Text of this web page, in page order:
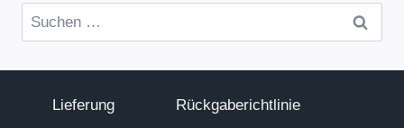
Suchen
nach:
Lieferung
Rückgaberichtlinie